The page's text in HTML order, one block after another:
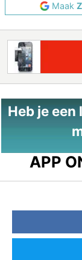
Maak
Heb je
APP